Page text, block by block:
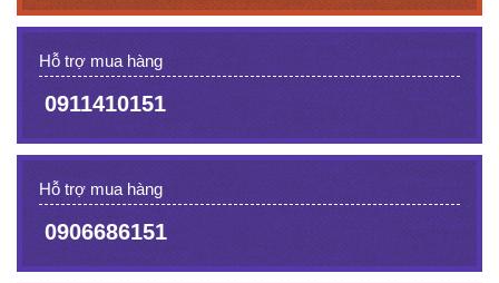
Hỗ trợ mua hàng
0911410151
Hỗ trợ mua hàng
0906686151